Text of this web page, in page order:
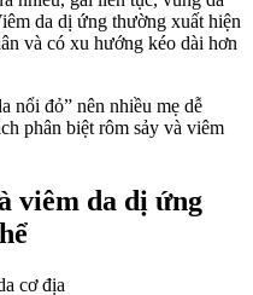
da dị ứng thường xuất hiện
và có xu hướng kéo dài hơn
nổi đỏ” nên nhiều mẹ dễ
phân biệt rôm sảy và viêm
viêm da dị ứng